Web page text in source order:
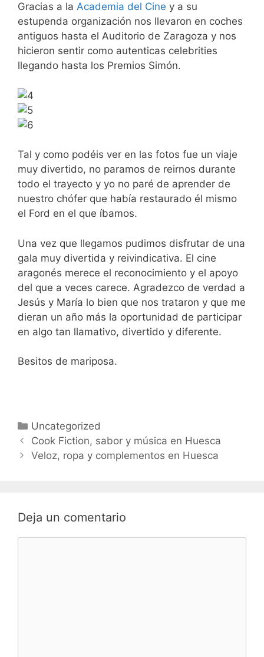
Gracias a la Academia del Cine y a su
estupenda organización nos llevaron en coches
antiguos hasta el Auditorio de Zaragoza y nos
hicieron sentir como autenticas celebrities
llegando hasta los Premios Simón.
Tal y como podéis ver en las fotos fue un viaje
muy divertido, no paramos de reirnos durante
todo el trayecto y yo no paré de aprender de
nuestro chófer que había restaurado él mismo
el Ford en el que íbamos.
Una vez que llegamos pudimos disfrutar de una
gala muy divertida y reivindicativa. El cine
aragonés merece el reconocimiento y el apoyo
del que a veces carece. Agradezco de verdad a
Jesús y María lo bien que nos trataron y que me
dieran un año más la oportunidad de participar
en algo tan llamativo, divertido y diferente.
Besitos de mariposa.
Categorías
Uncategorized
Navegación
de
Cook Fiction, sabor y música en Huesca
Veloz, ropa y complementos en Huesca
Deja un comentario